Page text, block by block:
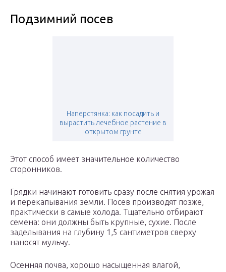
Подзимний посев
Наперстянка: как посадить и
вырастить лечебное растение в
открытом грунте
Этот способ имеет значительное количество
сторонников.
Грядки начинают готовить сразу после снятия урожая
и перекапывания земли. Посев производят позже,
практически в самые холода. Тщательно отбирают
семена: они должны быть крупные, сухие. После
заделывания на глубину 1,5 сантиметров сверху
наносят мульчу.
Осенняя почва, хорошо насыщенная влагой,